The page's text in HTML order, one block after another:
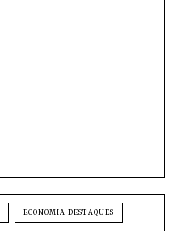
ECONOMIA DESTAQUES